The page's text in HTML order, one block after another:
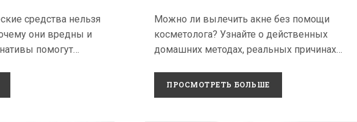
средства нельзя
они вредны и
помогут
Можно ли вылечить акне без помощи
косметолога? Узнайте о действенных
домашних методах, реальных причинах
довериться специалисту.
ПРОСМОТРЕТЬ БОЛЬШЕ